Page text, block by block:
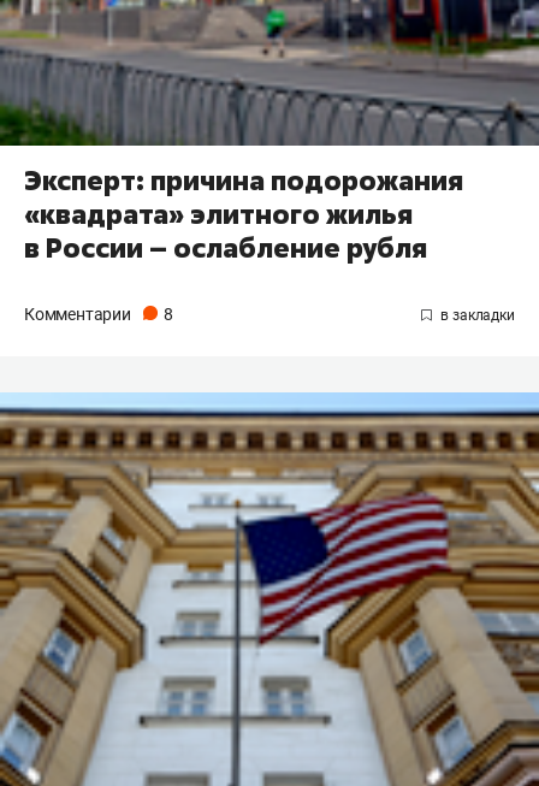
Эксперт: причина подорожания
«квадрата» элитного жилья
в России – ослабление рубля
Комментарии 8